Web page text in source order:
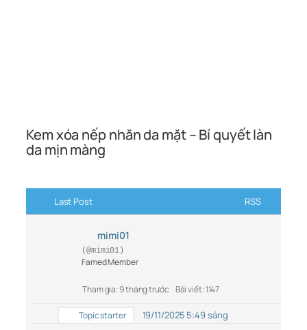
Kem xóa nếp nhăn da mặt – Bí quyết làn
da mịn màng
Last Post RSS
mimi01
(@mimi01)
Famed Member
Tham gia: 9 tháng trước Bài viết: 1147
Topic starter 19/11/2025 5:49 sáng